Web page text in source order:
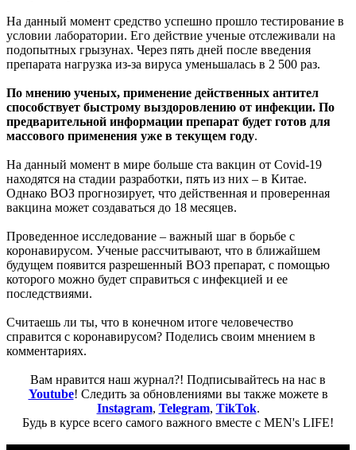
На данный момент средство успешно прошло тестирование в
условии лаборатории. Его действие ученые отслеживали на
подопытных грызунах. Через пять дней после введения
препарата нагрузка из-за вируса уменьшалась в 2 500 раз.
По мнению ученых, применение действенных антител
способствует быстрому выздоровлению от инфекции. По
предварительной информации препарат будет готов для
массового применения уже в текущем году.
На данный момент в мире больше ста вакцин от Covid-19
находятся на стадии разработки, пять из них – в Китае.
Однако ВОЗ прогнозирует, что действенная и проверенная
вакцина может создаваться до 18 месяцев.
Проведенное исследование – важный шаг в борьбе с
коронавирусом. Ученые рассчитывают, что в ближайшем
будущем появится разрешенный ВОЗ препарат, с помощью
которого можно будет справиться с инфекцией и ее
последствиями.
Считаешь ли ты, что в конечном итоге человечество
справится с коронавирусом? Поделись своим мнением в
комментариях.
Вам нравится наш журнал?! Подписывайтесь на нас в
Youtube! Следить за обновлениями вы также можете в
Instagram, Telegram, TikTok.
Будь в курсе всего самого важного вместе с MEN's LIFE!